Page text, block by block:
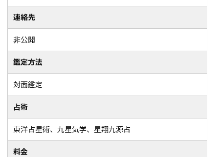
連絡先
非公開
鑑定方法
対面鑑定
占術
東洋占星術、九星気学、星翔九源占
料金